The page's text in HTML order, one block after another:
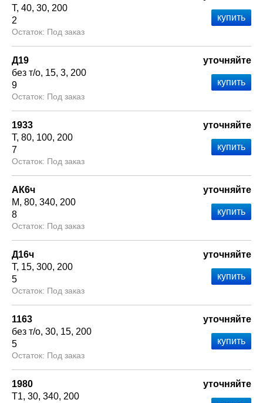
Т 40 30 200
2
Под заказ
Д19
без т/о 15 3 200
9
Под заказ
уточняйте
1933
Т 80 100 200
7
Под заказ
уточняйте
АК6ч
М 80 340 200
8
Под заказ
уточняйте
Д16ч
Т 15 300 200
5
Под заказ
уточняйте
1163
без т/о 30 15 200
5
Под заказ
уточняйте
1980
Т1 30 340 200
уточняйте